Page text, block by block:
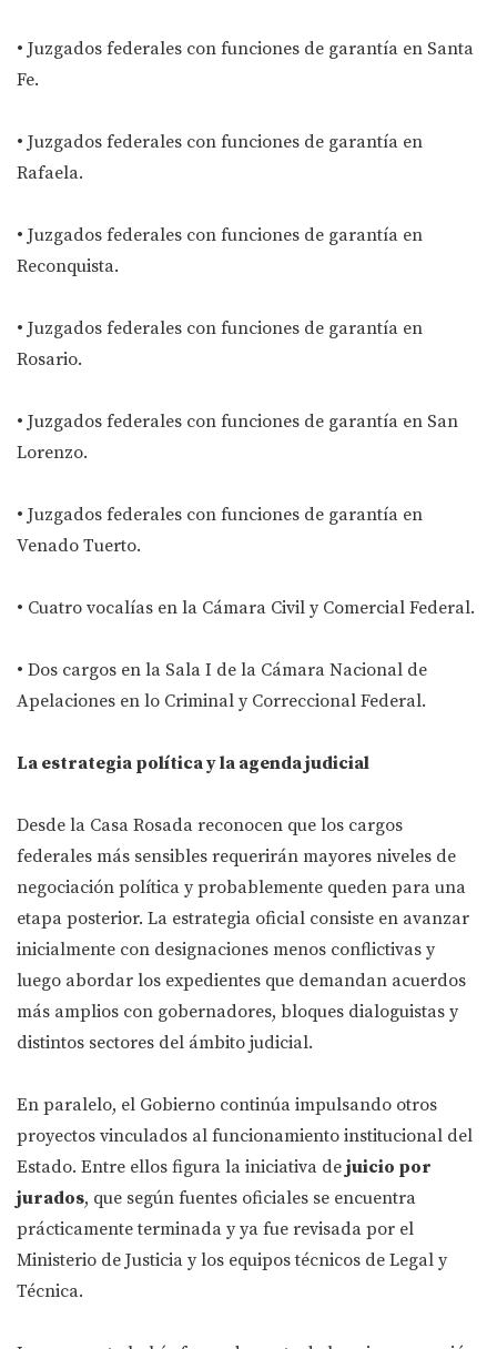
• Juzgados federales con funciones de garantía en Santa
Fe.
• Juzgados federales con funciones de garantía en
Rafaela.
• Juzgados federales con funciones de garantía en
Reconquista.
• Juzgados federales con funciones de garantía en
Rosario.
• Juzgados federales con funciones de garantía en San
Lorenzo.
• Juzgados federales con funciones de garantía en
Venado Tuerto.
• Cuatro vocalías en la Cámara Civil y Comercial Federal.
• Dos cargos en la Sala I de la Cámara Nacional de
Apelaciones en lo Criminal y Correccional Federal.
La estrategia política y la agenda judicial
Desde la Casa Rosada reconocen que los cargos
federales más sensibles requerirán mayores niveles de
negociación política y probablemente queden para una
etapa posterior. La estrategia oficial consiste en avanzar
inicialmente con designaciones menos conflictivas y
luego abordar los expedientes que demandan acuerdos
más amplios con gobernadores, bloques dialoguistas y
distintos sectores del ámbito judicial.
En paralelo, el Gobierno continúa impulsando otros
proyectos vinculados al funcionamiento institucional del
Estado. Entre ellos figura la iniciativa de juicio por
jurados, que según fuentes oficiales se encuentra
prácticamente terminada y ya fue revisada por el
Ministerio de Justicia y los equipos técnicos de Legal y
Técnica.